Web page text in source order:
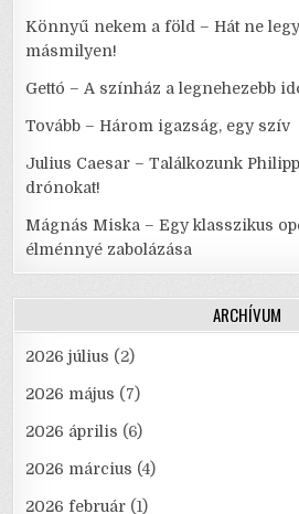
Könnyű nekem a föld – Hát ne
másmilyen!
Gettó – A színház a legnehezebb
Tovább – Három igazság, egy szív
Julius Caesar – Találkozunk
drónokat!
Mágnás Miska – Egy klasszikus
élménnyé zabolázása
ARCHÍVUM
2026 július (2)
2026 május (7)
2026 április (6)
2026 március (4)
2026 február (1)